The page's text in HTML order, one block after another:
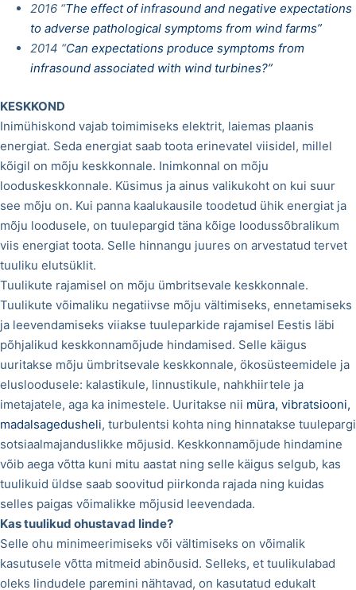
2016 “The effect of infrasound and negative expectations
to adverse pathological symptoms from wind farms”
2014 “Can expectations produce symptoms from
infrasound associated with wind turbines?”
KESKKOND
Inimühiskond vajab toimimiseks elektrit, laiemas plaanis
energiat. Seda energiat saab toota erinevatel viisidel, millel
kõigil on mõju keskkonnale. Inimkonnal on mõju
looduskeskkonnale. Küsimus ja ainus valikukoht on kui suur
see mõju on. Kui panna kaalukausile toodetud ühik energiat ja
mõju loodusele, on tuulepargid täna kõige loodussõbralikum
viis energiat toota. Selle hinnangu juures on arvestatud tervet
tuuliku elutsüklit.
Tuulikute rajamisel on mõju ümbritsevale keskkonnale.
Tuulikute võimaliku negatiivse mõju vältimiseks, ennetamiseks
ja leevendamiseks viiakse tuuleparkide rajamisel Eestis läbi
põhjalikud keskkonnamõjude hindamised. Selle käigus
uuritakse mõju ümbritsevale keskkonnale, ökosüsteemidele ja
elusloodusele: kalastikule, linnustikule, nahkhiirtele ja
imetajatele, aga ka inimestele. Uuritakse nii müra, vibratsiooni,
madalsagedusheli, turbulentsi kohta ning hinnatakse tuulepargi
sotsiaalmajanduslikke mõjusid. Keskkonnamõjude hindamine
võib aega võtta kuni mitu aastat ning selle käigus selgub, kas
tuulikuid üldse saab soovitud piirkonda rajada ning kuidas
selles paigas võimalikke mõjusid leevendada.
Kas tuulikud ohustavad linde?
Selle ohu minimeerimiseks või vältimiseks on võimalik
kasutusele võtta mitmeid abinõusid. Selleks, et tuulikulabad
oleks lindudele paremini nähtavad, on kasutatud edukalt